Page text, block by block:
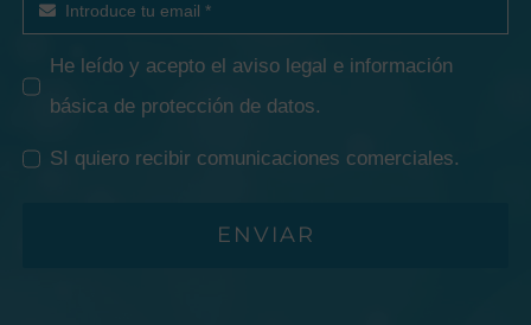
He leído y acepto el aviso legal e información
básica de protección de datos.
SI quiero recibir comunicaciones comerciales.
ENVIAR